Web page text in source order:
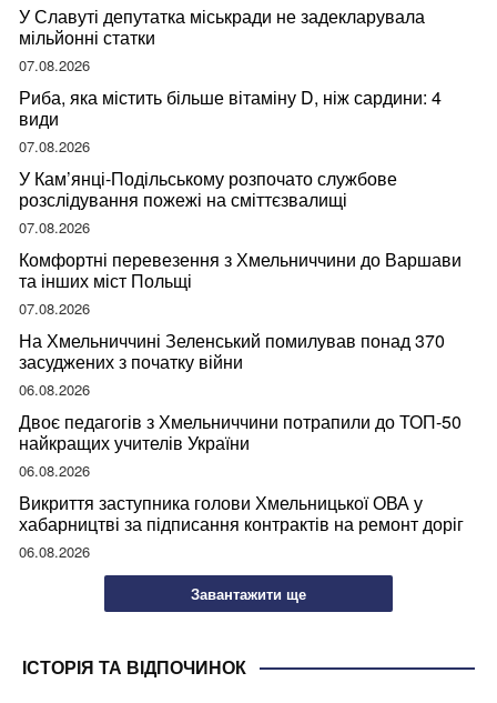
У Славуті депутатка міськради не задекларувала
мільйонні статки
07.08.2026
Риба, яка містить більше вітаміну D, ніж сардини: 4
види
07.08.2026
У Кам’янці-Подільському розпочато службове
розслідування пожежі на сміттєзвалищі
07.08.2026
Комфортні перевезення з Хмельниччини до Варшави
та інших міст Польщі
07.08.2026
На Хмельниччині Зеленський помилував понад 370
засуджених з початку війни
06.08.2026
Двоє педагогів з Хмельниччини потрапили до ТОП-50
найкращих учителів України
06.08.2026
Викриття заступника голови Хмельницької ОВА у
хабарництві за підписання контрактів на ремонт доріг
06.08.2026
Завантажити ще
ІСТОРІЯ ТА ВІДПОЧИНОК